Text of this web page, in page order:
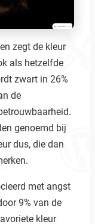
zegt de kleur
als hetzelfde
zwart in 26%
de
genoemd bij
dus, die dan
met angst
9% van de
kleur